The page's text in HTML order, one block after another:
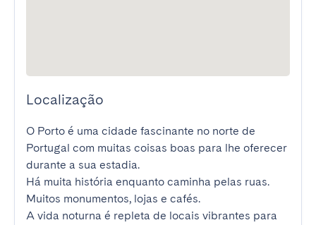
Localização
O Porto é uma cidade fascinante no norte de
Portugal com muitas coisas boas para lhe oferecer
durante a sua estadia.
Há muita história enquanto caminha pelas ruas.
Muitos monumentos, lojas e cafés.
A vida noturna é repleta de locais vibrantes para